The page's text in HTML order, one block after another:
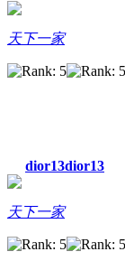
天下一家
dior13dior13
天下一家